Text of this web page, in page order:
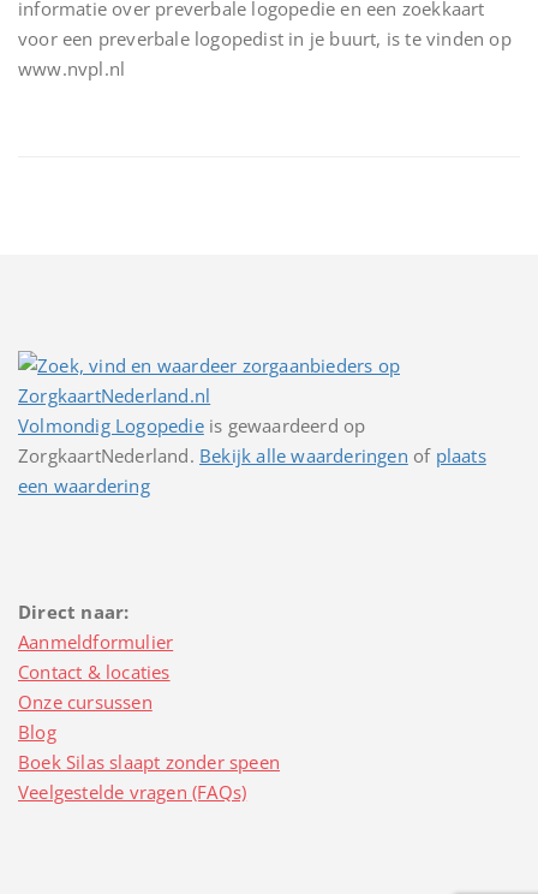
informatie over preverbale logopedie en een zoekkaart
voor een preverbale logopedist in je buurt, is te vinden op
www.nvpl.nl
Volmondig Logopedieis gewaardeerd op
ZorgkaartNederland. Bekijk alle waarderingen of plaats
een waardering
Direct naar:
Aanmeldformulier
Contact & locaties
Onze cursussen
Blog
Boek Silas slaapt zonder speen
Veelgestelde vragen (FAQs)